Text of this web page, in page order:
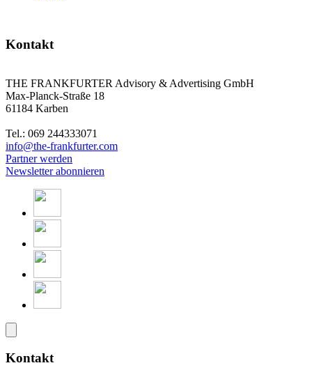
Kontakt
THE FRANKFURTER Advisory & Advertising GmbH
Max-Planck-Straße 18
61184 Karben
Tel.: 069 244333071
info@the-frankfurter.com
Partner werden
Newsletter abonnieren
Kontakt